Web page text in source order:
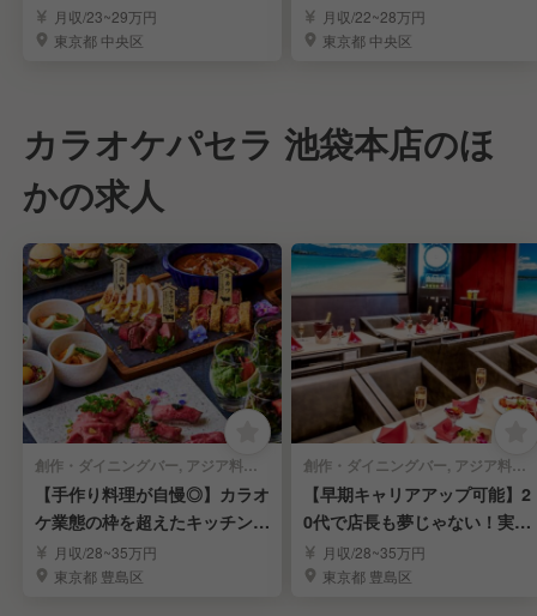
ストラン調理人
月収/23~29万円
東京都 中央区
調理スタッフ募集
月収/22~28万円
東京都 中央区
カラオケパセラ 池袋本店のほ
かの求人
創作・ダイニングバー, アジア料理・エスニック | 調理見習い・調理補助
【手作り料理が自慢◎】カラオ
ケ業態の枠を超えたキッチンス
タッフ募集！
月収/28~35万円
東京都 豊島区
創作・ダイニングバー, アジア料理・エスニック | レストランサービス・ホールスタッフ
【早期キャリアアップ可能】2
0代で店長も夢じゃない！実力
重視の成長環境◎
月収/28~35万円
東京都 豊島区